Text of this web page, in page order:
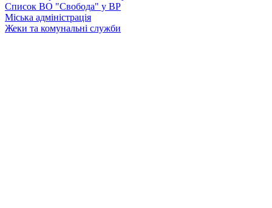
Список ВО "Свобода" у ВР
Міська адміністрація
Жеки та комунальні служби